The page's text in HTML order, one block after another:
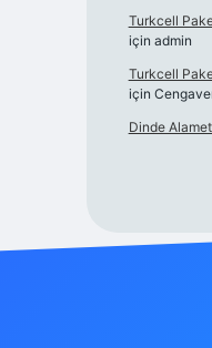
Turkcell
için admin
Turkcell
için
Dinde